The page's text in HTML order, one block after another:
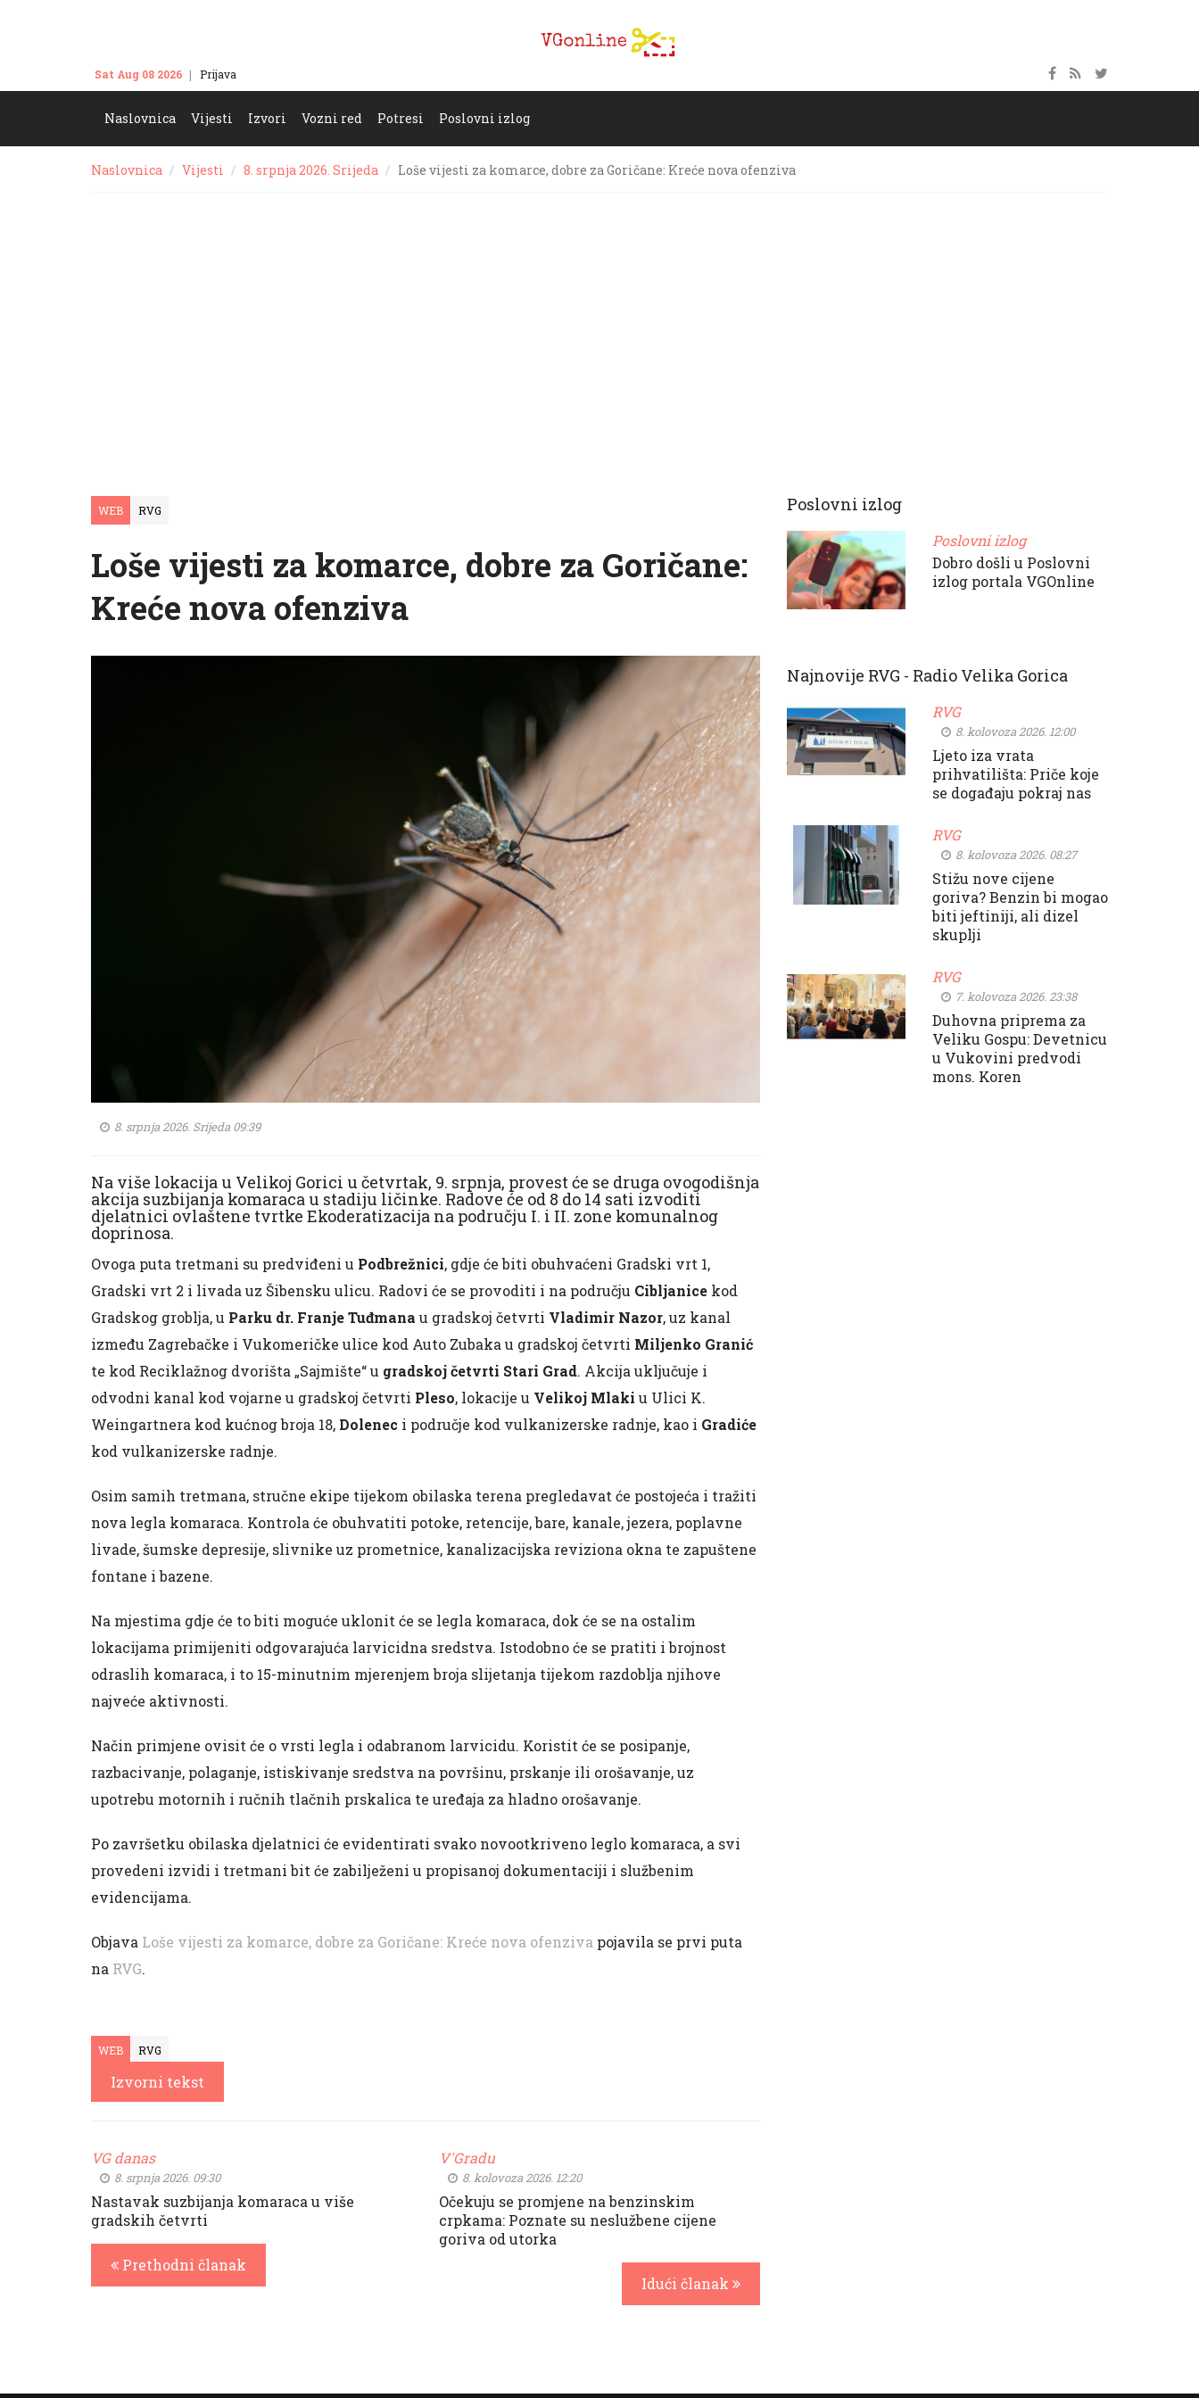
Sat Aug 08 2026 Prijava
Naslovnica Vijesti Izvori Vozni red Potresi Poslovni izlog
Naslovnica Vijesti 8. srpnja 2026. Srijeda Loše vijesti za komarce, dobre za Goričane: Kreće nova ofenziva
WEB RVG
Loše vijesti za komarce, dobre za Goričane:
Kreće nova ofenziva
8. srpnja 2026. Srijeda 09:39
Na više lokacija u Velikoj Gorici u četvrtak, 9. srpnja, provest će se druga ovogodišnja
akcija suzbijanja komaraca u stadiju ličinke. Radove će od 8 do 14 sati izvoditi
djelatnici ovlaštene tvrtke Ekoderatizacija na području I. i II. zone komunalnog
doprinosa.
Ovoga puta tretmani su predviđeni u Podbrežnici, gdje će biti obuhvaćeni Gradski vrt 1,
Gradski vrt 2 i livada uz Šibensku ulicu. Radovi će se provoditi i na području Cibljanice kod
Gradskog groblja, u Parku dr. Franje Tuđmana u gradskoj četvrti Vladimir Nazor, uz kanal
između Zagrebačke i Vukomeričke ulice kod Auto Zubaka u gradskoj četvrti Miljenko Granić
te kod Reciklažnog dvorišta „Sajmište“ u gradskoj četvrti Stari Grad. Akcija uključuje i
odvodni kanal kod vojarne u gradskoj četvrti Pleso, lokacije u Velikoj Mlaki u Ulici K.
Weingartnera kod kućnog broja 18, Dolenec i područje kod vulkanizerske radnje, kao i Gradiće
kod vulkanizerske radnje.
Osim samih tretmana, stručne ekipe tijekom obilaska terena pregledavat će postojeća i tražiti
nova legla komaraca. Kontrola će obuhvatiti potoke, retencije, bare, kanale, jezera, poplavne
livade, šumske depresije, slivnike uz prometnice, kanalizacijska reviziona okna te zapuštene
fontane i bazene.
Na mjestima gdje će to biti moguće uklonit će se legla komaraca, dok će se na ostalim
lokacijama primijeniti odgovarajuća larvicidna sredstva. Istodobno će se pratiti i brojnost
odraslih komaraca, i to 15-minutnim mjerenjem broja slijetanja tijekom razdoblja njihove
najveće aktivnosti.
Način primjene ovisit će o vrsti legla i odabranom larvicidu. Koristit će se posipanje,
razbacivanje, polaganje, istiskivanje sredstva na površinu, prskanje ili orošavanje, uz
upotrebu motornih i ručnih tlačnih prskalica te uređaja za hladno orošavanje.
Po završetku obilaska djelatnici će evidentirati svako novootkriveno leglo komaraca, a svi
provedeni izvidi i tretmani bit će zabilježeni u propisanoj dokumentaciji i službenim
evidencijama.
Objava Loše vijesti za komarce, dobre za Goričane: Kreće nova ofenziva pojavila se prvi puta
na RVG.
WEB RVG
Izvorni tekst
VG danas
8. srpnja 2026. 09:30
Nastavak suzbijanja komaraca u više
gradskih četvrti
Prethodni članak
V'Gradu
8. kolovoza 2026. 12:20
Očekuju se promjene na benzinskim
crpkama: Poznate su neslužbene cijene
goriva od utorka
Idući članak
Poslovni izlog
Poslovni izlog
Dobro došli u Poslovni
izlog portala VGOnline
Najnovije RVG - Radio Velika Gorica
RVG
8. kolovoza 2026. 12:00
Ljeto iza vrata
prihvatilišta: Priče koje
se događaju pokraj nas
RVG
8. kolovoza 2026. 08:27
Stižu nove cijene
goriva? Benzin bi mogao
biti jeftiniji, ali dizel
skuplji
RVG
7. kolovoza 2026. 23:38
Duhovna priprema za
Veliku Gospu: Devetnicu
u Vukovini predvodi
mons. Koren